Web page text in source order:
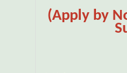
(Apply by